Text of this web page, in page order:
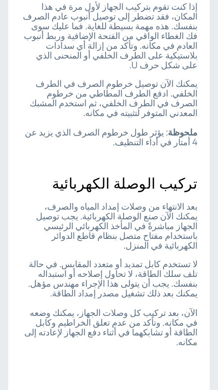
إذا كنت تقوم بتركيب الجهاز لأول مرة في هذا
المكان، فقد تضطر إلى توصيل أنبوب عادم الصرف
بنفسك. هذه مهمة بسيطة للغاية. فما عليك سوى
فك الغطاء الواقي من الفتحة الإضافية وربط أنبوب
العادم في مكانه. وتأكد من إزالة أي سدادات
بلاستيكية على الطرف الخلفي أو المنحنى الذي
على شكل حرف U.
يمكنك الآن توصيل خرطوم الصرف في الطرف
الخلفي. ادفع الطرف المطاطي من خرطوم
الصرف في الطرف الخلفي، ثم استخدم المشبك
المعدني المتوفر لتثبيته في مكانه.
ملحوظة: يؤثر طول خرطوم الصرف الذي يزيد عن
4 أمتار في أداء التنظيف.
تركيب الوصلة الكهربائية
بعد الانتهاء من وصلات إمداد المياه والصرف،
يمكنك الآن صنع الوصلة الكهربائية. يجب توصيل
الجهاز مباشرةً في المأخذ الكهربائي الرئيسي
باستخدام مفتاح متصل بنظام قاطع الدوائر
الكهربائية في المنزل.
لا تستخدم كابل تمديد أو متعدد المقابس. في حالة
تلف سلك الطاقة، لا تحاول إصلاحه أو استبداله
بنفسك. يجب أن يتولى هذا الإجراء مهندس مؤهل.
يمكنك بعد ذلك تشغيل مصدر إمداد الطاقة.
الآن، بعد تركيب كل وصلات الجهاز، يمكنك وضعه
في مكانه. وتأكد من عدم تعلق الخراطيم وكابل
الطاقة أو تشابكهما في أثناء دفع الجهاز لإعادته إلى
مكانه.